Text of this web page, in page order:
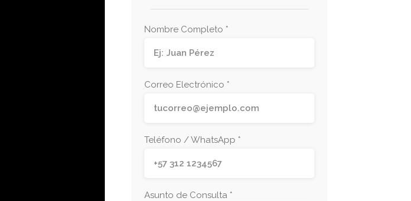
Nombre Completo *
Correo Electrónico *
Teléfono / WhatsApp *
Asunto de Consulta *